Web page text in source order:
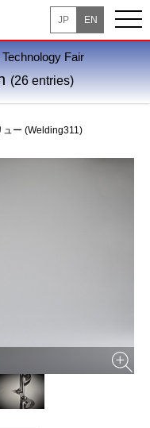
JP EN
Fair
(26 entries)
ュー (Welding311)